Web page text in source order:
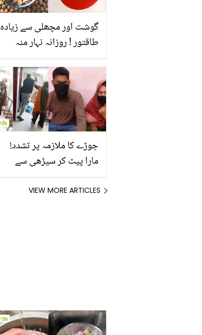
گوشت اور مچھلی سے زیادہ
طاقتور ! روزانہ نہار منہ
میں کون سی بڑی تبدیلیاں
آئیں گیں؟ جان کر آپ بھی
آج ہی سے یہ پینا شروع
کردیں گے
جوڑے کا ملازمہ پر تشدد!
مارا پیٹ کر سیڑھی سے
وائرل ہونے کے بعد مالکان نے
VIEW MORE ARTICLES